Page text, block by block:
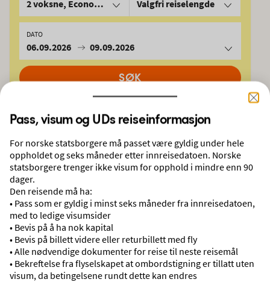
Valgfri reiselengde
DATO
06.09.2026 09.09.2026
2 voksne, Economy
SØK
Derfor skal du reise med Ving
INGEN UVENTEDE DRIVSTOFFTILLEGG
Ingen ekstra avgifter påløper i etterkant. Reisene våre går som planlagt.
Utforsk reisemålene våre
Pass, visum og UDs reiseinformasjon
For norske statsborgere må passet være gyldig under hele
oppholdet og seks måneder etter innreisedatoen. Norske
statsborgere trenger ikke visum for opphold i mindre enn 90
dager.
Den reisende må ha:
• Pass som er gyldig i minst seks måneder fra innreisedatoen,
med to ledige visumsider
• Bevis på å ha nok kapital
• Bevis på billett videre eller returbillett med fly
• Alle nødvendige dokumenter for reise til neste reisemål
• Bekreftelse fra flyselskapet at ombordstigning er tillatt uten
visum, da betingelsene rundt dette kan endres